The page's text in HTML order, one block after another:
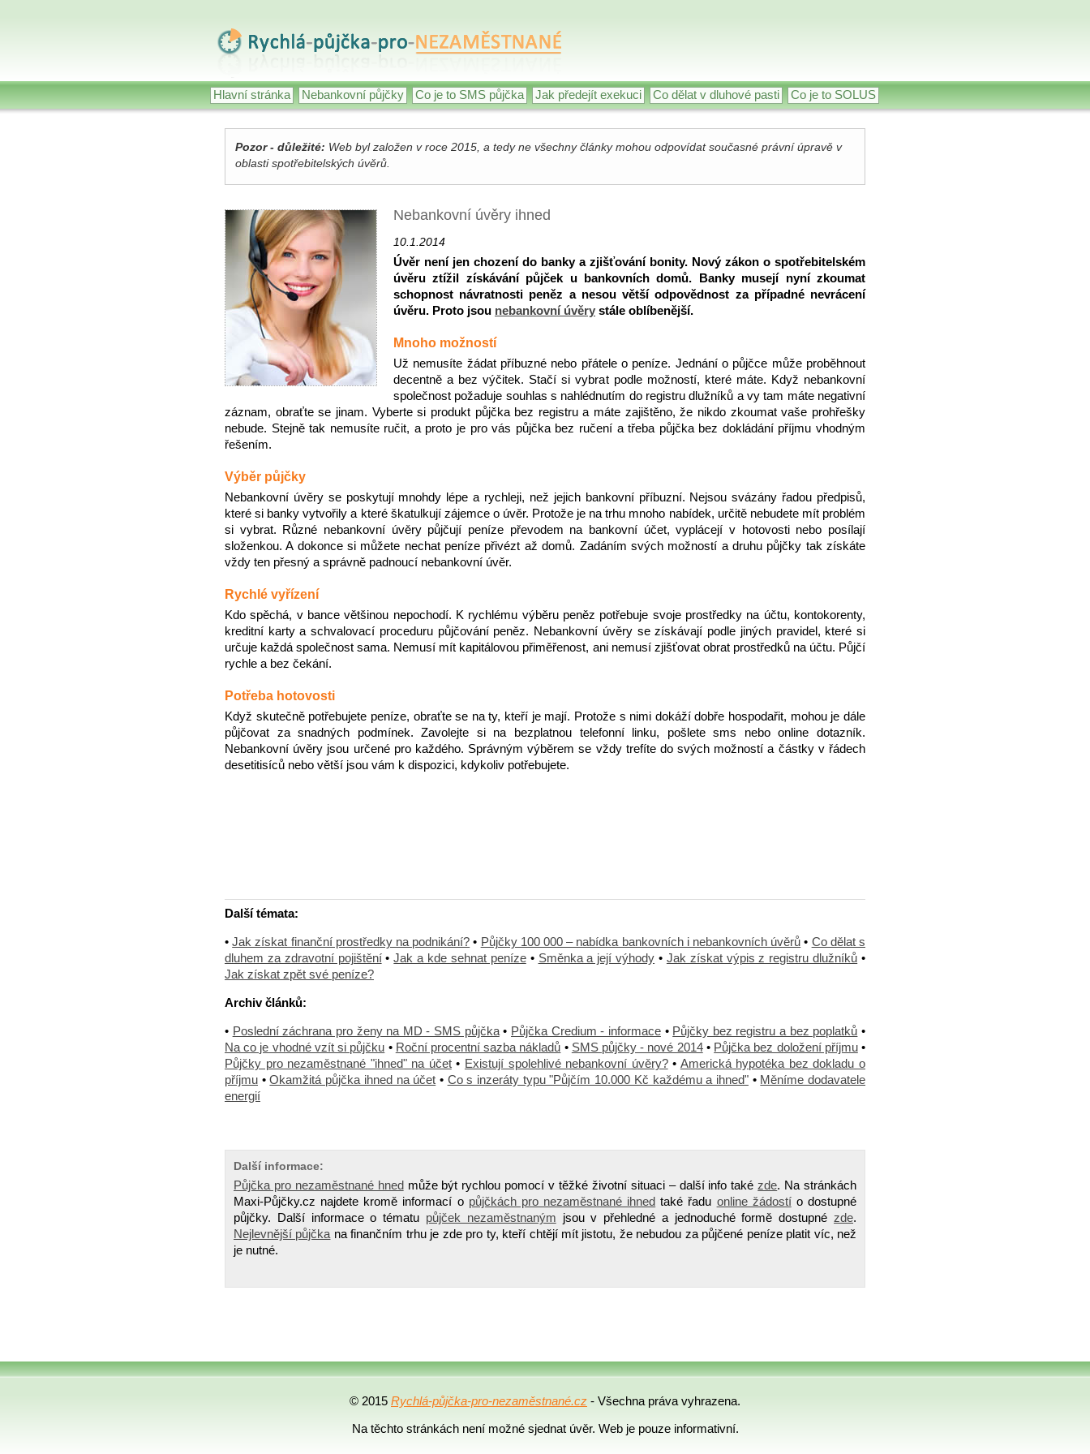
Hlavní stránka Nebankovní půjčky Co je to SMS půjčka Jak předejít exekuci Co dělat v dluhové pasti Co je to SOLUS
Pozor - důležité: Web byl založen v roce 2015, a tedy ne všechny články mohou odpovídat současné právní úpravě v
oblasti spotřebitelských úvěrů.
Nebankovní úvěry ihned
10.1.2014
Úvěr není jen chození do banky a zjišťování bonity. Nový zákon o spotřebitelském
úvěru ztížil získávání půjček u bankovních domů. Banky musejí nyní zkoumat
schopnost návratnosti peněz a nesou větší odpovědnost za případné nevrácení
úvěru. Proto jsou nebankovní úvěry stále oblíbenější.
Mnoho možností
Už nemusíte žádat příbuzné nebo přátele o peníze. Jednání o půjčce může proběhnout
decentně a bez výčitek. Stačí si vybrat podle možností, které máte. Když nebankovní
společnost požaduje souhlas s nahlédnutím do registru dlužníků a vy tam máte negativní
záznam, obraťte se jinam. Vyberte si produkt půjčka bez registru a máte zajištěno, že nikdo zkoumat vaše prohřešky
nebude. Stejně tak nemusíte ručit, a proto je pro vás půjčka bez ručení a třeba půjčka bez dokládání příjmu vhodným
řešením.
Výběr půjčky
Nebankovní úvěry se poskytují mnohdy lépe a rychleji, než jejich bankovní příbuzní. Nejsou svázány řadou předpisů,
které si banky vytvořily a které škatulkují zájemce o úvěr. Protože je na trhu mnoho nabídek, určitě nebudete mít problém
si vybrat. Různé nebankovní úvěry půjčují peníze převodem na bankovní účet, vyplácejí v hotovosti nebo posílají
složenkou. A dokonce si můžete nechat peníze přivézt až domů. Zadáním svých možností a druhu půjčky tak získáte
vždy ten přesný a správně padnoucí nebankovní úvěr.
Rychlé vyřízení
Kdo spěchá, v bance většinou nepochodí. K rychlému výběru peněz potřebuje svoje prostředky na účtu, kontokorenty,
kreditní karty a schvalovací proceduru půjčování peněz. Nebankovní úvěry se získávají podle jiných pravidel, které si
určuje každá společnost sama. Nemusí mít kapitálovou přiměřenost, ani nemusí zjišťovat obrat prostředků na účtu. Půjčí
rychle a bez čekání.
Potřeba hotovosti
Když skutečně potřebujete peníze, obraťte se na ty, kteří je mají. Protože s nimi dokáží dobře hospodařit, mohou je dále
půjčovat za snadných podmínek. Zavolejte si na bezplatnou telefonní linku, pošlete sms nebo online dotazník.
Nebankovní úvěry jsou určené pro každého. Správným výběrem se vždy trefíte do svých možností a částky v řádech
desetitisíců nebo větší jsou vám k dispozici, kdykoliv potřebujete.
Další témata:
•Jak získat finanční prostředky na podnikání? • Půjčky 100 000 – nabídka bankovních i nebankovních úvěrů • Co dělat s
dluhem za zdravotní pojištění•Jak a kde sehnat peníze• Směnka a její výhody • Jak získat výpis z registru dlužníků •
Jak získat zpět své peníze?
Archiv článků:
• Poslední záchrana pro ženy na MD - SMS půjčka• Půjčka Credium - informace• Půjčky bez registru a bez poplatků •
Na co je vhodné vzít si půjčku • Roční procentní sazba nákladů • SMS půjčky - nové 2014• Půjčka bez doložení příjmu•
Půjčky pro nezaměstnané "ihned" na účet• Existují spolehlivé nebankovní úvěry?• Americká hypotéka bez dokladu o
příjmu •Okamžitá půjčka ihned na účet • Co s inzeráty typu "Půjčím 10.000 Kč každému a ihned"• Měníme dodavatele
energií
Další informace:
Půjčka pro nezaměstnané hnedmůže být rychlou pomocí v těžké životní situaci – další info takézde. Na stránkách
Maxi-Půjčky.cz najdete kromě informací o půjčkách pro nezaměstnané ihned také řadu online žádostío dostupné
půjčky. Další informace o tématu půjček nezaměstnaným jsou v přehledné a jednoduché formě dostupnézde.
Nejlevnější půjčka na finančním trhu je zde pro ty, kteří chtějí mít jistotu, že nebudou za půjčené peníze platit víc, než
je nutné.
© 2015 Rychlá-půjčka-pro-nezaměstnané.cz - Všechna práva vyhrazena.
Na těchto stránkách není možné sjednat úvěr. Web je pouze informativní.